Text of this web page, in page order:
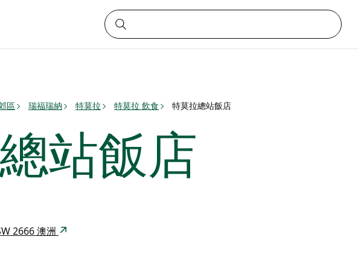
區 瑞福瑞納 特莫拉 特莫拉 飲食 特莫拉總站飯店
站飯店
2666 澳洲